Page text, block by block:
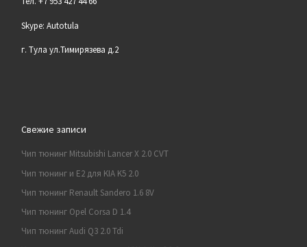
Skype: Autotula
г. Тула ул.Тимирязева д.2
Свежие записи
Чип тюнинг Mitsubishi Lancer X 2.0 CVT
Чип тюнинг и E2 для KIA K5 2.0
Чип тюнинг Renault Sandero 1.6 8V
Чип тюнинг Opel Corsa D 1.4
Чип тюнинг Audi Q3 2.0 Tdi